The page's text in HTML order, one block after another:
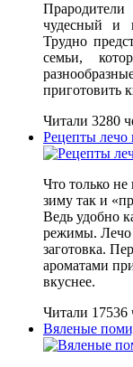
чудесный и
Трудно
семьи,
приготовить
Читали 3280
Рецепты лечо
Что только не
зиму так и
Ведь удобно
режимы. Лечо
заготовка.
ароматами
вкуснее.
Читали 17536
Вяленые